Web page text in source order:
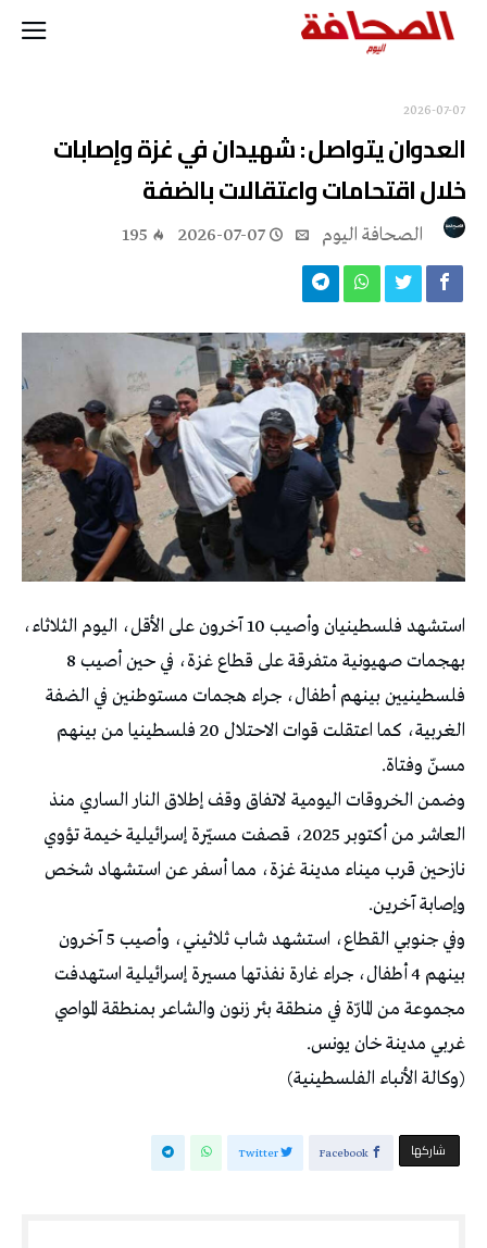
2026-07-07
العدوان يتواصل : شهيدان في غزة وإصابات
خلال اقتحامات واعتقالات بالضفة
2026-07-07
195
استشهد فلسطينيان وأصيب 10 آخرون على الأقل، اليوم الثلاثاء،
بهجمات صهيونية متفرقة على قطاع غزة، في حين أصيب 8
فلسطينيين بينهم أطفال، جراء هجمات مستوطنين في الضفة
الغربية، كما اعتقلت قوات الاحتلال 20 فلسطينيا من بينهم
مسنّ وفتاة.
وضمن الخروقات اليومية لاتفاق وقف إطلاق النار الساري منذ
العاشر من أكتوبر 2025، قصفت مسيّرة إسرائيلية خيمة تؤوي
نازحين قرب ميناء مدينة غزة، مما أسفر عن استشهاد شخص
وإصابة آخرين.
وفي جنوبي القطاع، استشهد شاب ثلاثيني، وأصيب 5 آخرون
بينهم 4 أطفال، جراء غارة نفذتها مسيرة إسرائيلية استهدفت
مجموعة من المارّة في منطقة بئر زنون والشاعر بمنطقة المواصي
غربي مدينة خان يونس.
(وكالة الأنباء الفلسطينية)
‫‫ شاركها‬ Facebook
Twitter